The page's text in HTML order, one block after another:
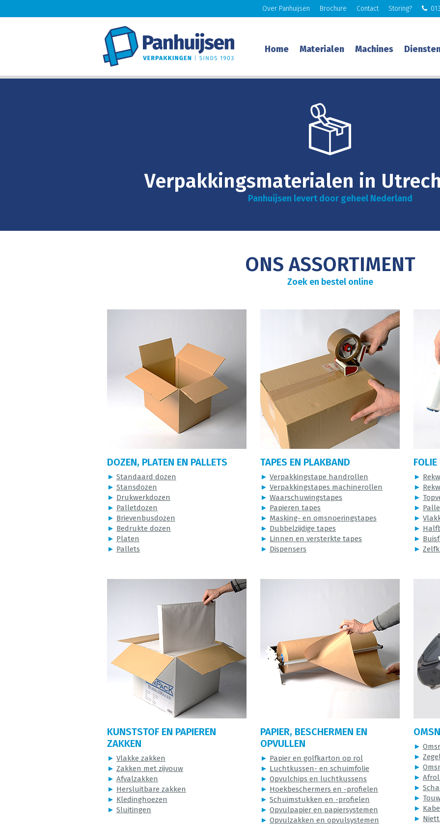
Over Panhuijsen Brochure Contact Storing?
Home Materialen Machines
Verpakkingsmaterialen in
Panhuijsen levert door geheel Nederland
ONS ASSORTIMENT
Zoek en bestel online
DOZEN, PLATEN EN PALLETS
► Standaard dozen
► Stansdozen
► Drukwerkdozen
► Palletdozen
► Brievenbusdozen
► Bedrukte dozen
► Platen
► Pallets
TAPES EN PLAKBAND
► Verpakkingstape handrollen
► Verpakkingstapes machinerollen
► Waarschuwingstapes
► Papieren tapes
► Masking- en omsnoeringstapes
► Dubbelzijdige tapes
► Linnen en versterkte tapes
► Dispensers
FOLIE
►
►
►
►
►
►
►
►
KUNSTSTOF EN PAPIEREN
ZAKKEN
► Vlakke zakken
► Zakken met zijvouw
► Afvalzakken
► Hersluitbare zakken
► Kledinghoezen
► Sluitingen
PAPIER, BESCHERMEN EN
OPVULLEN
► Papier en golfkarton op rol
► Luchtkussen- en schuimfolie
► Opvulchips en luchtkussens
► Hoekbeschermers en -profielen
► Schuimstukken en -profielen
► Opvulpapier en papiersystemen
► Opvulzakken en opvulsystemen
►
►
►
►
►
►
►
►